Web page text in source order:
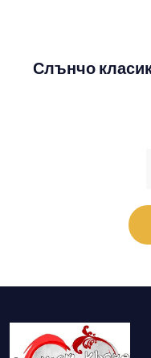
Слънчо